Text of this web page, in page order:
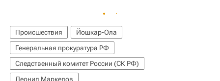
Происшествия
Йошкар-Ола
Генеральная прокуратура РФ
Следственный комитет России (СК РФ)
Леонид Маркелов